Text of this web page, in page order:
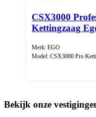
CSX3000
Kettingzaag
Merk: EGO
Model: CSX3000 Pro
Bekijk onze